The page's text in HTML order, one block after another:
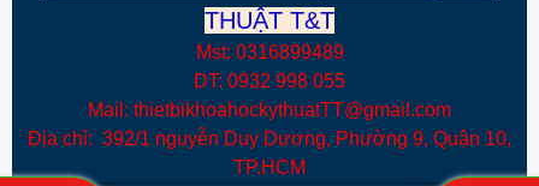
THUẬT T&T
Mst: 0316899489
DT: 0932 998 055
Mail: thietbikhoahockythuatTT@gmail.com
Địa chỉ: 392/1 nguyễn Duy Dương, Phường 9, Quận 10,
TP.HCM